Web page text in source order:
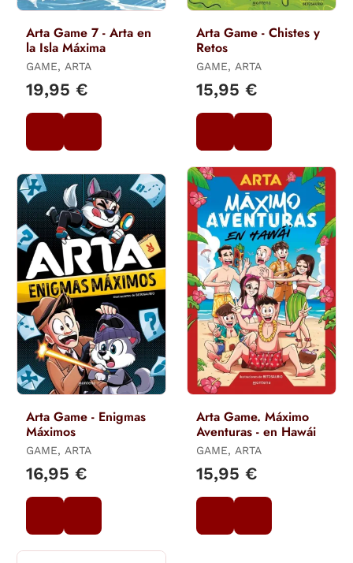
Arta Game 7 - Arta en
la Isla Máxima
GAME, ARTA
19,95 €
Arta Game - Chistes y
Retos
GAME, ARTA
15,95 €
Arta Game - Enigmas
Máximos
GAME, ARTA
16,95 €
Arta Game. Máximo
Aventuras - en Hawái
GAME, ARTA
15,95 €